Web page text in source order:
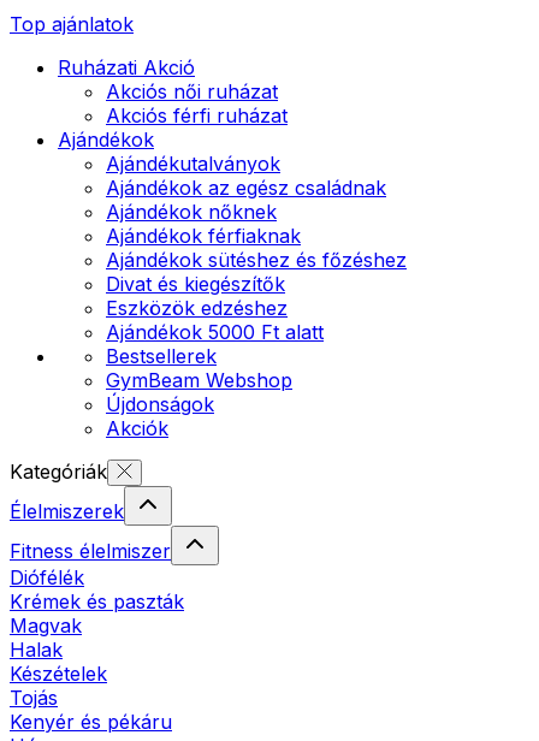
Top ajánlatok
Ruházati Akció
Akciós női ruházat
Akciós férfi ruházat
Ajándékok
Ajándékutalványok
Ajándékok az egész családnak
Ajándékok nőknek
Ajándékok férfiaknak
Ajándékok sütéshez és főzéshez
Divat és kiegészítők
Eszközök edzéshez
Ajándékok 5000 Ft alatt
Bestsellerek
GymBeam Webshop
Újdonságok
Akciók
Kategóriák
Élelmiszerek
Fitness élelmiszer
Diófélék
Krémek és paszták
Magvak
Halak
Készételek
Tojás
Kenyér és pékáru